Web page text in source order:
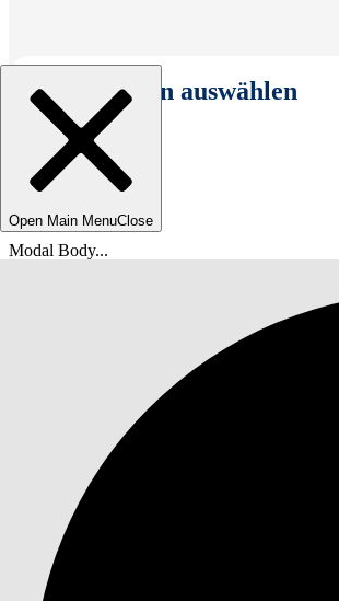
Organisation auswählen
Open Main MenuClose
Modal Body...
Sie befinden sich hier: